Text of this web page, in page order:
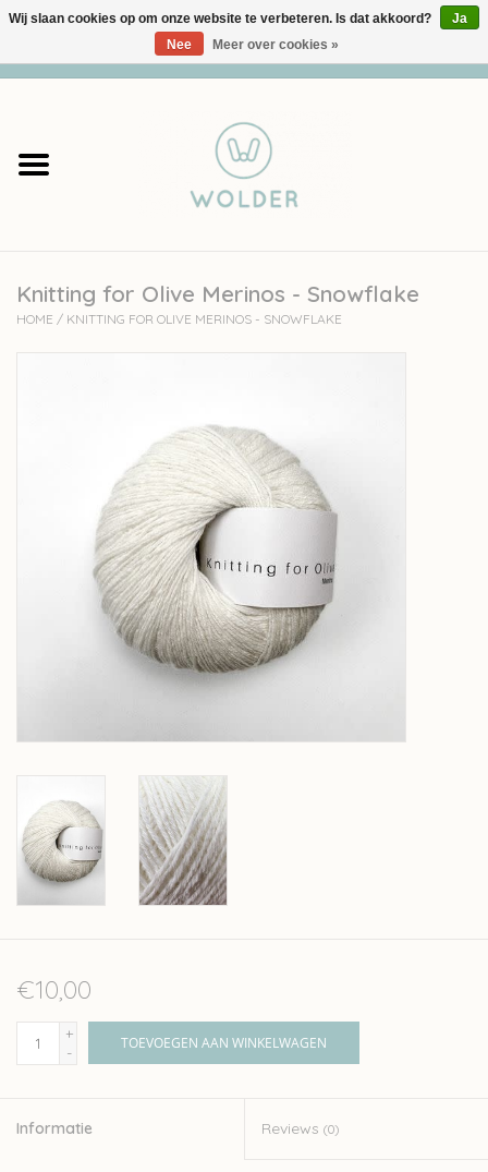
Garens
Accessoires
Over wolder
Knitting for Olive Merinos - Snowflake
HOME / KNITTING FOR OLIVE MERINOS - SNOWFLAKE
€10,00
+
-
TOEVOEGEN AAN WINKELWAGEN
Informatie Reviews (0)
Wij slaan cookies op om onze website te verbeteren. Is dat akkoord?
Ja
Nee
Meer over cookies »